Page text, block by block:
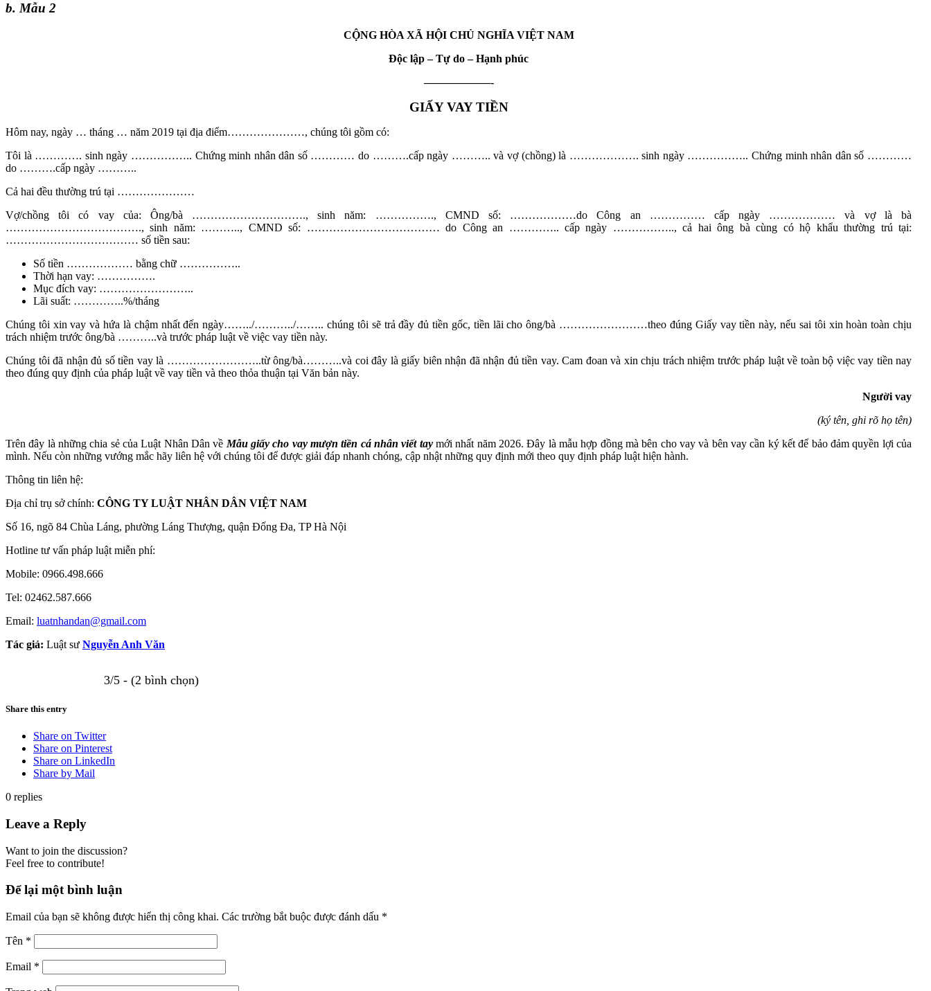
b. Mẫu 2
CỘNG HÒA XÃ HỘI CHỦ NGHĨA VIỆT NAM
Độc lập – Tự do – Hạnh phúc
——————-
GIẤY VAY TIỀN
Hôm nay, ngày … tháng … năm 2019 tại địa điểm…………………, chúng tôi gồm có:
Tôi là …………. sinh ngày …………….. Chứng minh nhân dân số ………… do ……….cấp ngày ……….. và vợ (chồng) là ………………. sinh ngày …………….. Chứng minh nhân dân số …………
do ……….cấp ngày ………..
Cả hai đều thường trú tại …………………
Vợ/chồng tôi có vay của: Ông/bà …………………………., sinh năm: ……………., CMND số: ………………do Công an …………… cấp ngày ……………… và vợ là bà
………………………………., sinh năm: ……….., CMND số: ……………………………… do Công an ………….. cấp ngày …………….., cả hai ông bà cùng có hộ khẩu thường trú tại:
……………………………… số tiền sau:
Số tiền ……………… bằng chữ ……………..
Thời hạn vay: …………….
Mục đích vay: ……………………..
Lãi suất: …………..%/tháng
Chúng tôi xin vay và hứa là chậm nhất đến ngày……../………../…….. chúng tôi sẽ trả đầy đủ tiền gốc, tiền lãi cho ông/bà ……………………theo đúng Giấy vay tiền này, nếu sai tôi xin hoàn toàn chịu
trách nhiệm trước ông/bà ………..và trước pháp luật về việc vay tiền này.
Chúng tôi đã nhận đủ số tiền vay là ……………………..từ ông/bà………..và coi đây là giấy biên nhận đã nhận đủ tiền vay. Cam đoan và xin chịu trách nhiệm trước pháp luật về toàn bộ việc vay tiền nay
theo đúng quy định của pháp luật về vay tiền và theo thỏa thuận tại Văn bản này.
Người vay
(ký tên, ghi rõ họ tên)
Trên đây là những chia sẻ của Luật Nhân Dân về Mẫu giấy cho vay mượn tiền cá nhân viết taymới nhất năm 2026. Đây là mẫu hợp đồng mà bên cho vay và bên vay cần ký kết để bảo đảm quyền lợi của
mình. Nếu còn những vướng mắc hãy liên hệ với chúng tôi để được giải đáp nhanh chóng, cập nhật những quy định mới theo quy định pháp luật hiện hành.
Thông tin liên hệ:
Địa chỉ trụ sở chính: CÔNG TY LUẬT NHÂN DÂN VIỆT NAM
Số 16, ngõ 84 Chùa Láng, phường Láng Thượng, quận Đống Đa, TP Hà Nội
Hotline tư vấn pháp luật miễn phí:
Mobile: 0966.498.666
Tel: 02462.587.666
Email: luatnhandan@gmail.com
Tác giả: Luật sư Nguyễn Anh Văn
3/5 - (2 bình chọn)
Share this entry
Share on Twitter
Share on Pinterest
Share on LinkedIn
Share by Mail
0 replies
Leave a Reply
Want to join the discussion?
Feel free to contribute!
Để lại một bình luận
Email của bạn sẽ không được hiển thị công khai. Các trường bắt buộc được đánh dấu *
Tên *
Email *